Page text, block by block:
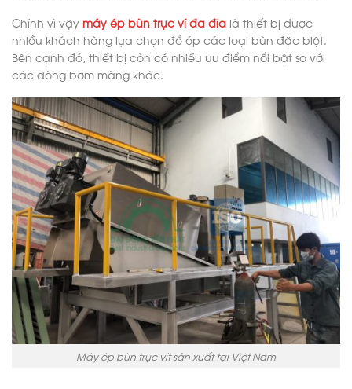
Chính vì vậymáy ép bùn trục ví đa đĩa là thiết bị được
nhiều khách hàng lựa chọn để ép các loại bùn đặc biệt.
Bên cạnh đó, thiết bị còn có nhiều uu điểm nổi bật so với
các dòng bơm màng khác.
Máy ép bùn trục vít sản xuất tại Việt Nam